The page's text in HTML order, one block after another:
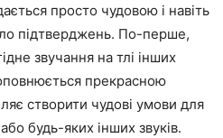
просто чудовою і навіть
підтверджень. По-перше,
звучання на тлі інших
прекрасною
створити чудові умови для
будь-яких інших звуків.